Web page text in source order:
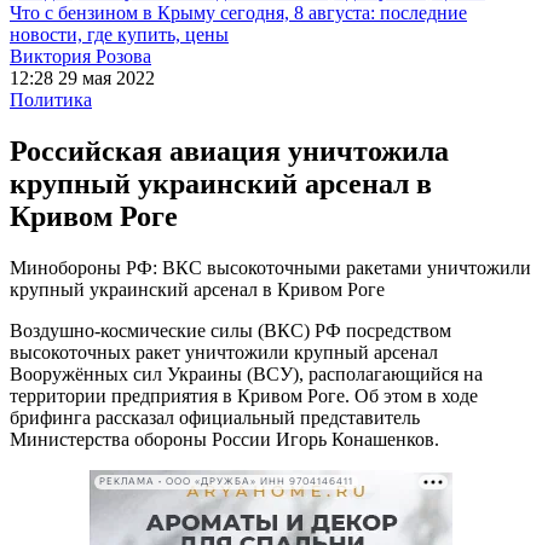
Что с бензином в Крыму сегодня, 8 августа: последние
новости, где купить, цены
Виктория Розова
12:28 29 мая 2022
Политика
Российская авиация уничтожила
крупный украинский арсенал в
Кривом Роге
Минобороны РФ: ВКС высокоточными ракетами уничтожили
крупный украинский арсенал в Кривом Роге
Воздушно-космические силы (ВКС) РФ посредством
высокоточных ракет уничтожили крупный арсенал
Вооружённых сил Украины (ВСУ), располагающийся на
территории предприятия в Кривом Роге. Об этом в ходе
брифинга рассказал официальный представитель
Министерства обороны России Игорь Конашенков.
РЕКЛАМА • ООО «ДРУЖБА» ИНН 9704146411